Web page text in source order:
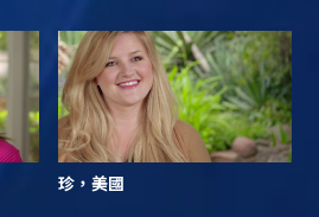
珍，美國